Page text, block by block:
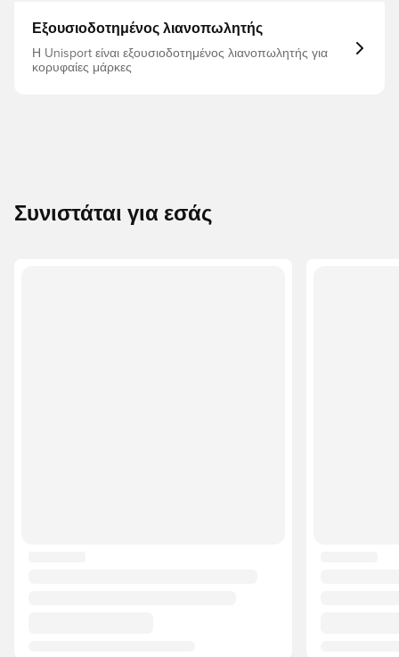
Εξουσιοδοτημένος λιανοπωλητής
Η Unisport είναι εξουσιοδοτημένος λιανοπωλητής για
κορυφαίες μάρκες
Συνιστάται για εσάς